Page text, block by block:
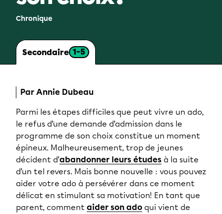
Chronique
Secondaire 1-5
Par Annie Dubeau
Parmi les étapes difficiles que peut vivre un ado,
le refus d’une demande d’admission dans le
programme de son choix constitue un moment
épineux. Malheureusement, trop de jeunes
décident d’abandonner leurs études à la suite
d’un tel revers. Mais bonne nouvelle : vous pouvez
aider votre ado à persévérer dans ce moment
délicat en stimulant sa motivation! En tant que
parent, comment aider son ado qui vient de